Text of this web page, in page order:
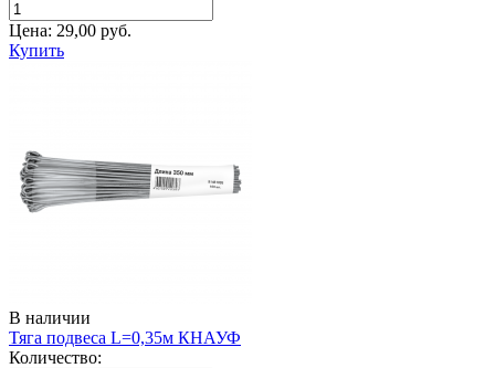
Цена: 29,00 руб.
Купить
В наличии
Тяга подвеса L=0,35м КНАУФ
Количество: